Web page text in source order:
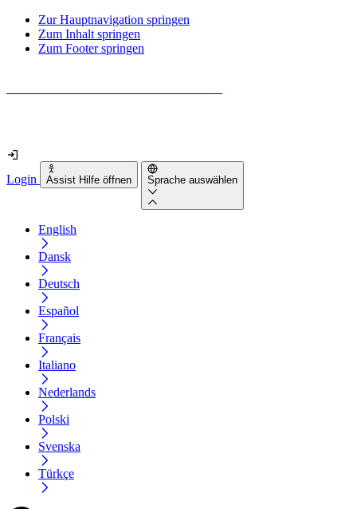
Zur Hauptnavigation springen
Zum Inhalt springen
Zum Footer springen
Login Assist Hilfe öffnen Sprache auswählen
English
Dansk
Deutsch
Español
Français
Italiano
Nederlands
Polski
Svenska
Türkçe